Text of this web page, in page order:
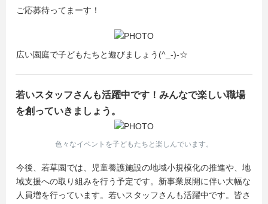
ご応募待ってまーす！
広い園庭で子どもたちと遊びましょう(^_-)-☆
若いスタッフさんも活躍中です！みんなで楽しい職場
を創っていきましょう。
色々なイベントを子どもたちと楽しんでいます。
今後、若草園では、児童養護施設の地域小規模化の推進や、地
域支援への取り組みを行う予定です。新事業展開に伴い大幅な
人員増を行っています。若いスタッフさんも活躍中です。皆さ